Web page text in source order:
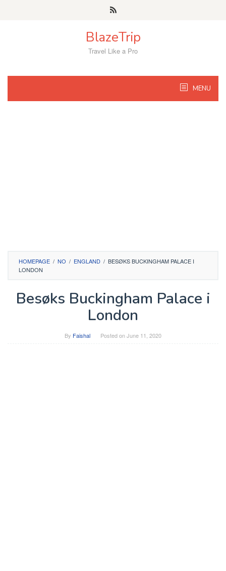
BlazeTrip
Travel Like a Pro
MENU
HOMEPAGE / NO / ENGLAND / BESØKS BUCKINGHAM PALACE I
LONDON
Besøks Buckingham Palace i
London
By Faishal Posted onJune 11, 2020